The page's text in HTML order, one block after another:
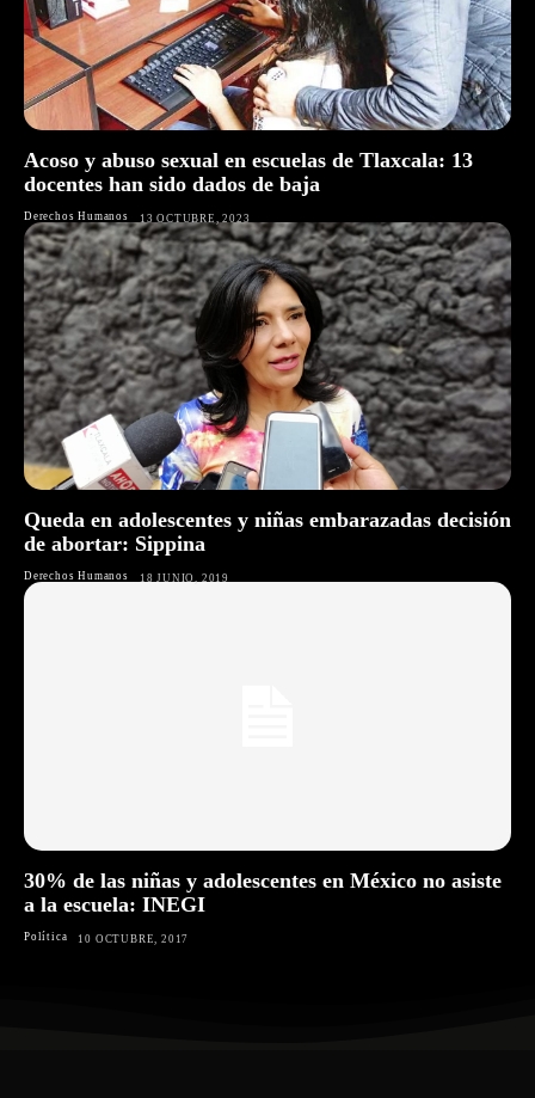
Acoso y abuso sexual en escuelas de Tlaxcala: 13
docentes han sido dados de baja
Derechos Humanos 13 OCTUBRE, 2023
Queda en adolescentes y niñas embarazadas decisión
de abortar: Sippina
Derechos Humanos 18 JUNIO, 2019
30% de las niñas y adolescentes en México no asiste
a la escuela: INEGI
Política 10 OCTUBRE, 2017